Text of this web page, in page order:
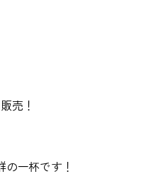
売！
一杯です！